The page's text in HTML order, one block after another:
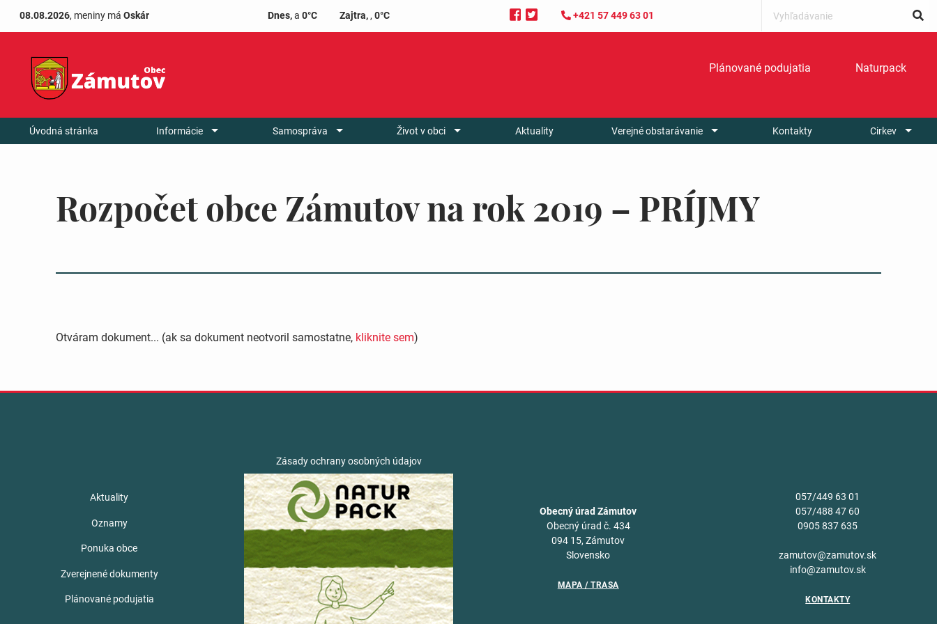
08.08.2026, meniny má Oskár Dnes, a 0°C Zajtra,, 0°C +421 57 449 63 01
Plánované podujatia Naturpack
Úvodná stránka Informácie Samospráva Život v obci Aktuality Verejné obstarávanie Kontakty Cirkev
Rozpočet obce Zámutov na rok 2019 – PRÍJMY
Otváram dokument... (ak sa dokument neotvoril samostatne, kliknite sem)
Aktuality
Oznamy
Ponuka obce
Zverejnené dokumenty
Plánované podujatia
Zásady ochrany osobných údajov
Obecný úrad Zámutov
Obecný úrad č. 434
094 15, Zámutov
Slovensko
MAPA / TRASA
057/449 63 01
057/488 47 60
0905 837 635
zamutov@zamutov.sk
info@zamutov.sk
KONTAKTY